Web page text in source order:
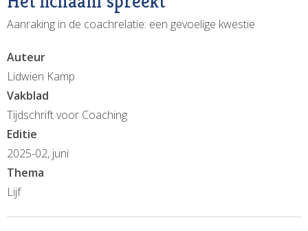
Aanraking in de coachrelatie: een gevoelige kwestie
Auteur
Lidwien Kamp
Vakblad
Tijdschrift voor Coaching
Editie
2025-02, juni
Thema
Lijf